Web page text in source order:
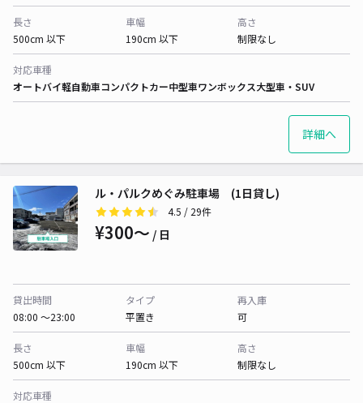
長さ
500cm 以下
車幅
190cm 以下
高さ
制限なし
対応車種
オートバイ軽自動車コンパクトカー中型車ワンボックス大型車・SUV
詳細へ
ル・パルクめぐみ駐車場 (1日貸し)
4.5 / 29件
¥300〜 / 日
貸出時間
08:00 〜23:00
タイプ
平置き
再入庫
可
長さ
500cm 以下
車幅
190cm 以下
高さ
制限なし
対応車種